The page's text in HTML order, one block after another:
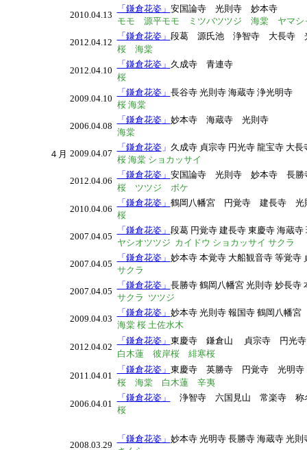
４月
2010.04.13
「鎌倉花姿」 安国論寺 光則寺 妙本寺
モモ 源平モモ ミツバツツジ 海棠 ヤマシ
2012.04.12
「鎌倉花姿」 段葛 源氏池 浄智寺 大長寺
桜 海棠
2012.04.10
「鎌倉花姿」 久成寺 青連寺
桜
2009.04.10
「鎌倉花姿」 長谷寺 光則寺 海蔵寺 浄光明寺
桜 海棠
2006.04.08
「鎌倉花姿」 妙本寺 海蔵寺 光則寺
海棠
2009.04.07
「鎌倉花姿」 久成寺 貞宗寺 円光寺 龍宝寺 大長
桜 海棠 ショカッサイ
2012.04.06
「鎌倉花姿」 安国論寺 光則寺 妙本寺 長
桜 ツツジ ボケ
2010.04.06
「鎌倉花姿」 鶴岡八幡宮 円覚寺 建長寺
桜
2007.04.05
「鎌倉花姿」 段葛 円覚寺 建長寺 東慶寺 海蔵
ヤシオツツジ カイドウ ショカッサイ サクラ
2007.04.05
「鎌倉花姿」 妙本寺 本覚寺 大船観音寺 等覚
サクラ
2007.04.05
「鎌倉花姿」 長勝寺 鶴岡八幡宮 光則寺 妙長寺
サクラ ツツジ
2009.04.03
「鎌倉花姿」 妙本寺 光則寺 報国寺 鶴岡八幡宮
海棠 桜 土佐水木
2012.04.02
「鎌倉花姿」 東慶寺 鎌倉山
貞宗寺 円光寺
白木蓮 彼岸桜 緋寒桜
2011.04.01
「鎌倉花姿」 東慶寺 英勝寺 円覚寺 光明
桜 海棠 白木蓮 辛夷
2006.04.01
「鎌倉花姿」
浄智寺 六国見山 常楽寺
桜
2008.03.29
「鎌倉花姿」 妙本寺 光明寺 長勝寺 海蔵寺 光則